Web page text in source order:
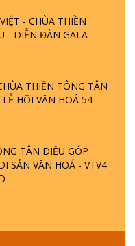
- CHÙA THIỀN
- DIỄN ĐÀN GALA
THIỀN TÔNG TÂN
HỘI VĂN HOÁ 54
TÂN DIỆU GÓP
SẢN VĂN HOÁ - VTV4